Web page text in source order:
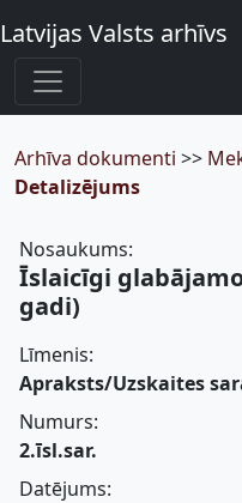
Latvijas Valsts arhīvs
Arhīva dokumenti >>
Detalizējums
Nosaukums:
Īslaicīgi
gadi)
Līmenis:
Apraksts/Uzskaites
Numurs:
2.īsl.sar.
Datējums: